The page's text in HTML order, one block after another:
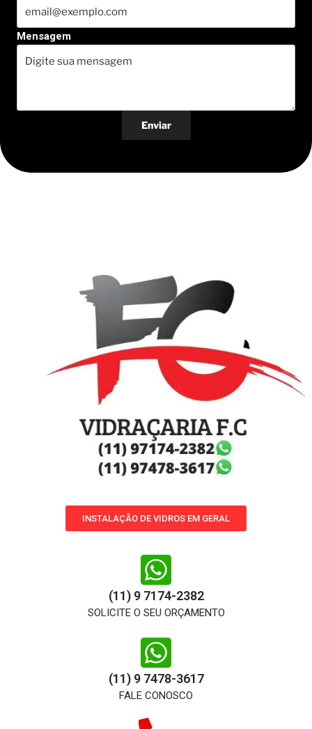
Mensagem
INSTALAÇÃO DE VIDROS EM GERAL
(11) 9 7174-2382
SOLICITE O SEU ORÇAMENTO
(11) 9 7478-3617
FALE CONOSCO